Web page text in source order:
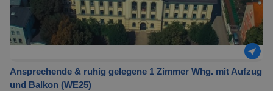
Ansprechende & ruhig gelegene 1 Zimmer Whg. mit Aufzug
und Balkon (WE25)